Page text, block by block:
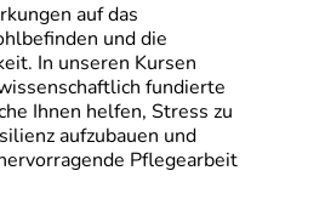
auf das
und die
In unseren Kursen
fundierte
Ihnen helfen, Stress zu
aufzubauen und
Pflegearbeit